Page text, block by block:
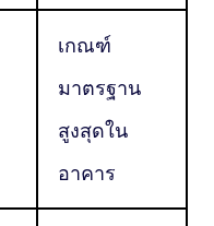
เกณฑ์
มาตรฐาน
สูงสุดใน
อาคาร